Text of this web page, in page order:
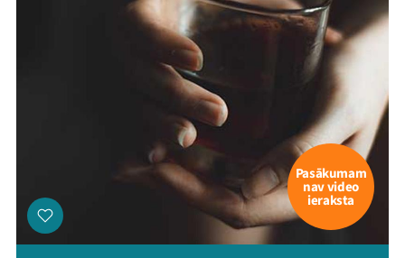
Pasākumam
nav video
ieraksta